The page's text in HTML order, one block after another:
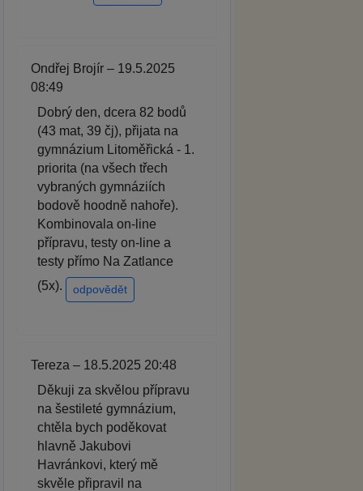
Ondřej Brojír – 19.5.2025
08:49
Dobrý den, dcera 82 bodů
(43 mat, 39 čj), přijata na
gymnázium Litoměřická - 1.
priorita (na všech třech
vybraných gymnáziích
bodově hoodně nahoře).
Kombinovala on-line
přípravu, testy on-line a
testy přímo Na Zatlance
(5x).
odpovědět
Tereza – 18.5.2025 20:48
Děkuji za skvělou přípravu
na šestileté gymnázium,
chtěla bych poděkovat
hlavně Jakubovi
Havránkovi, který mě
skvěle připravil na